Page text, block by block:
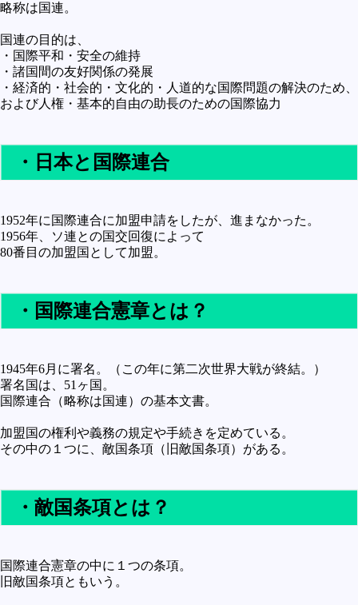
テレビドラマとか
アプリケーション操作
プログラミング(C言語)
プログラミング(VBA)
プログラミング(PHP)
プログラミング(JavaScript)
略称は国連。
国連の目的は、
・国際平和・安全の維持
・諸国間の友好関係の発展
・経済的・社会的・文化的・人道的な国際問題の解決のため、
および人権・基本的自由の助長のための国際協力
・日本と国際連合
1952年に国際連合に加盟申請をしたが、進まなかった。
1956年、ソ連との国交回復によって
80番目の加盟国として加盟。
・国際連合憲章とは？
1945年6月に署名。（この年に第二次世界大戦が終結。）
署名国は、51ヶ国。
国際連合（略称は国連）の基本文書。
加盟国の権利や義務の規定や手続きを定めている。
その中の１つに、敵国条項（旧敵国条項）がある。
・敵国条項とは？
国際連合憲章の中に１つの条項。
旧敵国条項ともいう。